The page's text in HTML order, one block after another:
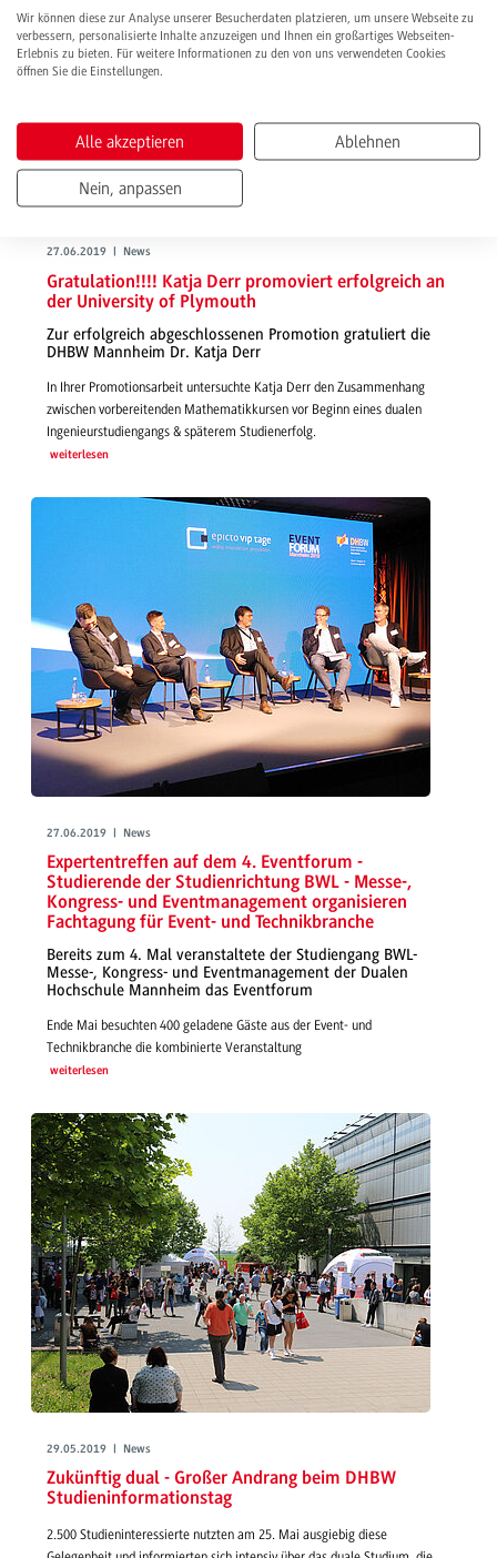
27.06.2019 | News
Gratulation!!!! Katja Derr promoviert erfolgreich an
der University of Plymouth
Zur erfolgreich abgeschlossenen Promotion gratuliert die
DHBW Mannheim Dr. Katja Derr
In Ihrer Promotionsarbeit untersuchte Katja Derr den Zusammenhang
zwischen vorbereitenden Mathematikkursen vor Beginn eines dualen
Ingenieurstudiengangs & späterem Studienerfolg.
weiterlesen
27.06.2019 | News
Expertentreffen auf dem 4. Eventforum -
Studierende der Studienrichtung BWL - Messe-,
Kongress- und Eventmanagement organisieren
Fachtagung für Event- und Technikbranche
Bereits zum 4. Mal veranstaltete der Studiengang BWL-
Messe-, Kongress- und Eventmanagement der Dualen
Hochschule Mannheim das Eventforum
Ende Mai besuchten 400 geladene Gäste aus der Event- und
Technikbranche die kombinierte Veranstaltung
weiterlesen
29.05.2019 | News
Zukünftig dual - Großer Andrang beim DHBW
Studieninformationstag
2.500 Studieninteressierte nutzten am 25. Mai ausgiebig diese
Wir können diese zur Analyse unserer Besucherdaten platzieren, um unsere Webseite zu
verbessern, personalisierte Inhalte anzuzeigen und Ihnen ein großartiges Webseiten-
Erlebnis zu bieten. Für weitere Informationen zu den von uns verwendeten Cookies
öffnen Sie die Einstellungen.
Alle akzeptieren Ablehnen
Nein, anpassen